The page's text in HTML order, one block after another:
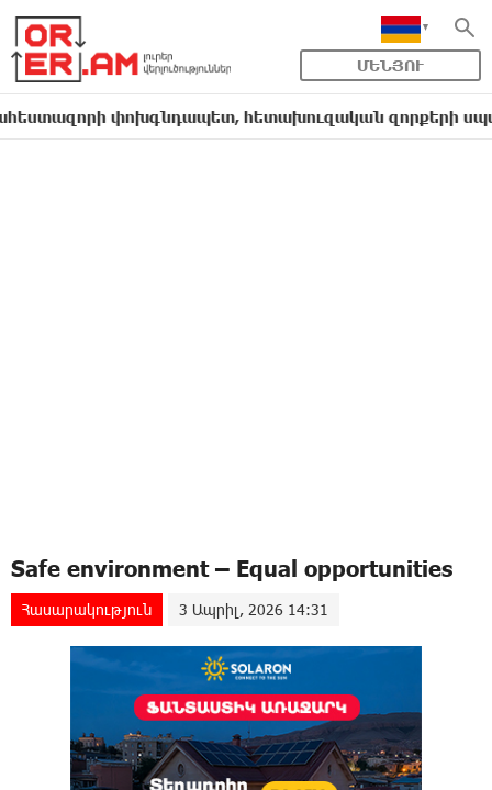
ՄԵՆՅՈՒ
փոխգնդապետ, հետախուզական զորքերի սպա
Safe environment – Equal opportunities
Հասարակություն 3 Ապրիլ, 2026 14:31